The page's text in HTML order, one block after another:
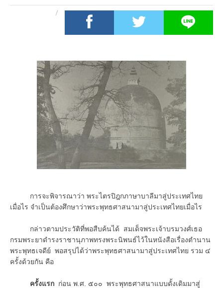
การจะพิจารณาว่า พระไตรปิฎกภาษาบาลีมาสู่ประเทศไทย
เมื่อไร จำเป็นต้องศึกษาว่าพระพุทธศาสนามาสู่ประเทศไทยเมื่อไร
กล่าวตามประวัติที่พอสืบค้นได้ สมเด็จพระเจ้าบรมวงศ์เธอ
กรมพระยาดำรงราชานุภาพทรงพระนิพนธ์ไว้ในหนังสือเรื่องตำนาน
พระพุทธเจดีย์ พอสรุปได้ว่าพระพุทธศาสนามาสู่ประเทศไทย รวม ๔
ครั้งด้วยกัน คือ
ครั้งแรก ก่อน พ.ศ. ๕๐๐ พระพุทธศาสนาแบบดั้งเดิมมาสู่